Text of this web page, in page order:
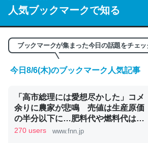
/064121
くらい。小説でいう「ずっと前の伏線
ど、短期記憶というには多い分量。進
かりやすく強くなりそう
─GPTの仕組みと限界についての考察（１）
人気ブックマークで知る
ブックマークが集まった今日の話題をチェッ
今日8/6(木)のブックマーク人気記事
「高市総理には愛想尽かした」コメ
余りに農家が悲鳴 売値は生産原価
の半分以下に…肥料代や燃料代は高
騰「今年でやめる」農家も｜FNNプ
270 users www.fnn.jp